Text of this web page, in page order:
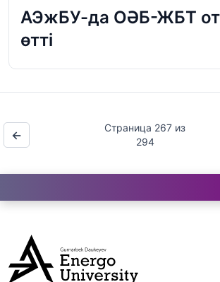
АЭжБУ-да ОӘБ-ЖБТ
өтті
←
Страница 267 из
294